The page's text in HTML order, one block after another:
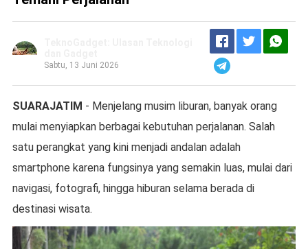
Sabtu, 13 Juni 2026
SUARAJATIM - Menjelang musim liburan, banyak orang
mulai menyiapkan berbagai kebutuhan perjalanan. Salah
satu perangkat yang kini menjadi andalan adalah
smartphone karena fungsinya yang semakin luas, mulai dari
navigasi, fotografi, hingga hiburan selama berada di
destinasi wisata.